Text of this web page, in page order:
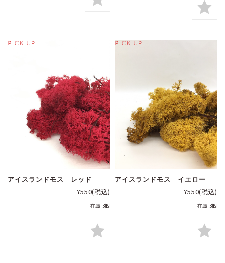
アイスランドモス レッド
¥550(税込)
在庫 3個
アイスランドモス イエロー
¥550(税込)
在庫 3個